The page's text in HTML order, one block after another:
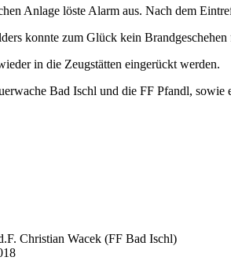
Anlage löste Alarm aus. Nach dem
konnte zum Glück kein Brandgeschehen
in die Zeugstätten eingerückt werden.
Bad Ischl und die FF Pfandl,
Christian Wacek (FF Bad Ischl)